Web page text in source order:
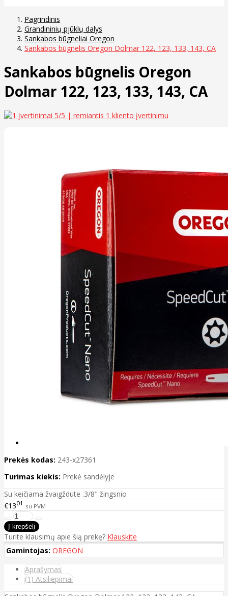
Pagrindinis
Grandininių pjūklų dalys
Sankabos būgneliai Oregon
Sankabos būgnelis Oregon Dolmar 122, 123, 133, 143, CA
Sankabos būgnelis Oregon
Dolmar 122, 123, 133, 143, CA
5/5 | remiantis 1 kliento įvertinimu
Prekės kodas: 243-x27361
Turimas kiekis: Prekė sandėlyje
Su keičiama žvaigždute .3/8" žingsnio
€1301 su PVM
Turite klausimų apie šią prekę? Klauskite
Gamintojas: OREGON
Aprašymas
(1) Atsiliepimai